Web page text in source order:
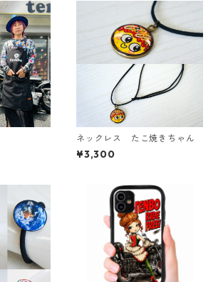
ネックレス たこ焼きちゃん
¥3,300